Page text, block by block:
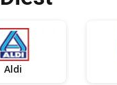
Aldi